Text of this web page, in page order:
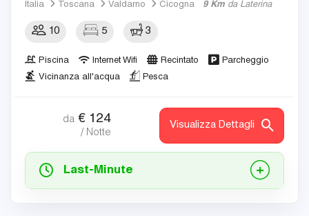
Italia Toscana Valdarno Cicogna 9 Km da Laterina
10 5 3
Piscina Internet Wifi Recintato
Parcheggio
Vicinanza all'acqua
Pesca
da € 124
/ Notte
Visualizza Dettagli
Last-Minute